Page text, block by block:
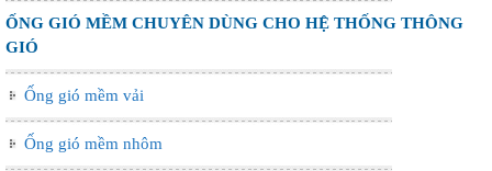
ỐNG GIÓ MỀM CHUYÊN DÙNG CHO HỆ THỐNG THÔNG
GIÓ
Ống gió mềm vải
Ống gió mềm nhôm